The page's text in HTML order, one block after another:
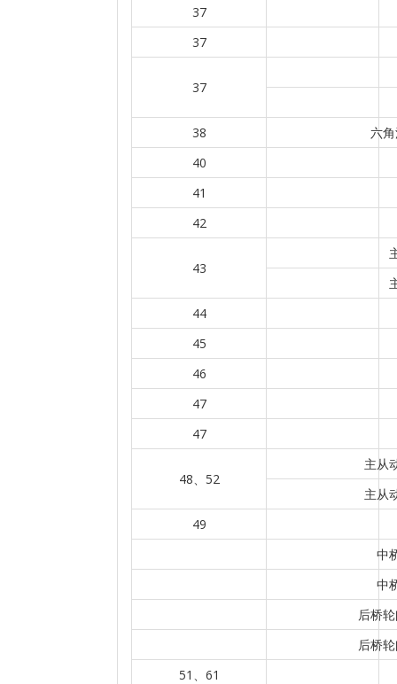
37
37
37
38
六
40
41
42
43
44
45
46
47
47
48、52
主从
主从
49
中
中
后桥
后桥
51、61